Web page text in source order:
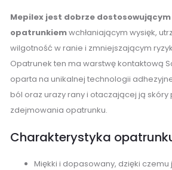
Mepilex jest dobrze dostosowującym
opatrunkiemwchłaniającym wysięk,
wilgotność w ranie i zmniejszającym
Opatrunek ten ma warstwę kontaktową
oparta na unikalnej technologii
ból oraz urazy rany i otaczającej ją skóry
zdejmowania opatrunku.
Charakterystyka
Miękki i dopasowany, dzięki czemu